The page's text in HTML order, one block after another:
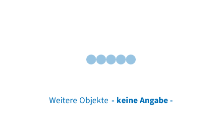
Weitere Objekte - keine Angabe -